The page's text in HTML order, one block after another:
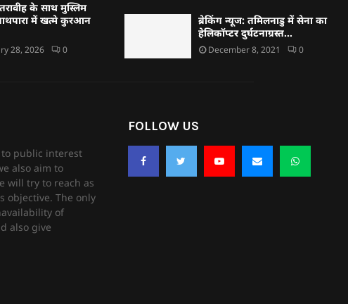
के साथ मुस्लिम
में खत्मे कुरआन
28, 2026 0
ब्रेकिंग न्यूज: तमिलनाडु में सेना का
हेलिकॉप्टर दुर्घटनाग्रस्त…
December 8, 2021 0
public interest
also aim to
will try to reach as
objective. The only
of
also give
FOLLOW US